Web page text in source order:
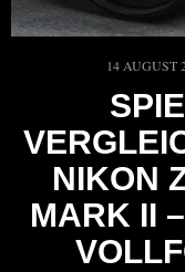
14 AUGUST
NIKON
MARK II